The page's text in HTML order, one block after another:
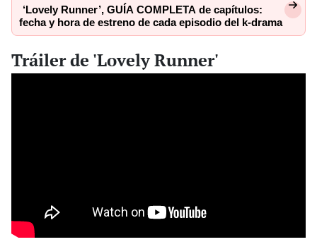
‘Lovely Runner’, GUÍA COMPLETA de capítulos:
fecha y hora de estreno de cada episodio del k-drama
Tráiler de 'Lovely Runner'